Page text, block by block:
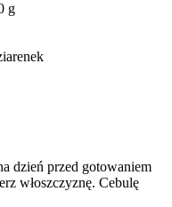
g
dzień przed gotowaniem
włoszczyznę. Cebulę